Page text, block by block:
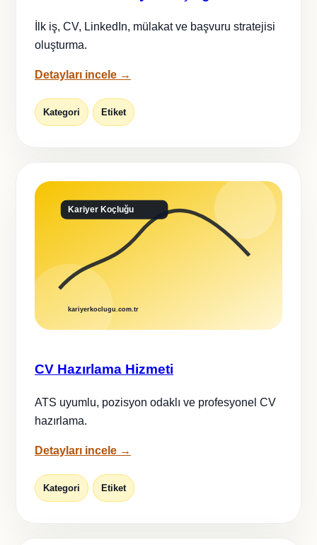
İlk iş, CV, LinkedIn, mülakat ve başvuru stratejisi
oluşturma.
Detayları incele →
Kategori Etiket
CV Hazırlama Hizmeti
ATS uyumlu, pozisyon odaklı ve profesyonel CV
hazırlama.
Detayları incele →
Kategori Etiket